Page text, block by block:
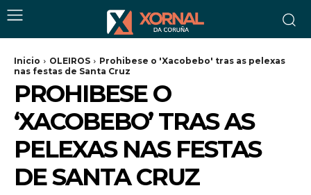
Inicio OLEIROS
Prohibese o 'Xacobebo' tras as pelexas
nas festas de Santa Cruz
PROHIBESE O
‘XACOBEBO’ TRAS AS
PELEXAS NAS FESTAS
DE SANTA CRUZ